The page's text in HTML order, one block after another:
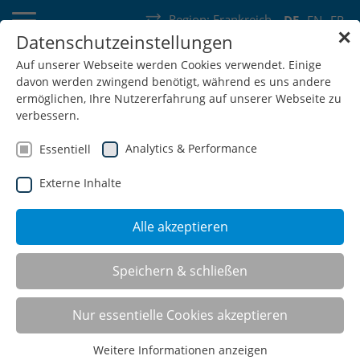
DE EN FR
Region: Frankreich
Deutschland Schweiz Österreich Belgien Frankreich
Luxemburg Niederlande Wallonie
SHOP
Palettenregal
✕
Datenschutzeinstellungen
Auf unserer Webseite werden Cookies verwendet. Einige
davon werden zwingend benötigt, während es uns andere
ermöglichen, Ihre Nutzererfahrung auf unserer Webseite zu
verbessern.
Essentiell Analytics & Performance
Externe Inhalte
Alle akzeptieren
Speichern & schließen
Nur essentielle Cookies akzeptieren
Weitere Informationen anzeigen